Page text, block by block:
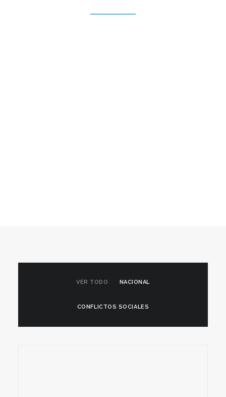
VER TODO NACIONAL
CONFLICTOS SOCIALES